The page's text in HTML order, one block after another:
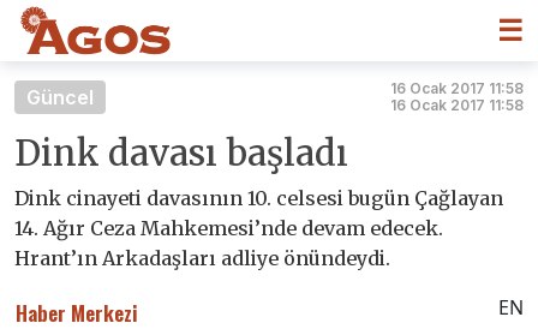
☰
Güncel
16 Ocak 2017 11:58
16 Ocak 2017 11:58
Dink davası başladı
Dink cinayeti davasının 10. celsesi bugün Çağlayan
14. Ağır Ceza Mahkemesi’nde devam edecek.
Hrant’ın Arkadaşları adliye önündeydi.
Haber Merkezi EN